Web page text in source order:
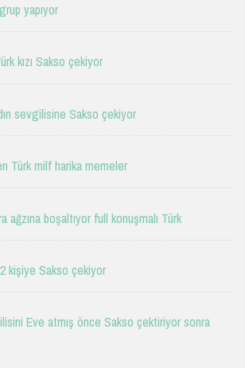
yapıyor
kızı Sakso çekiyor
sevgilisine Sakso çekiyor
Türk milf harika memeler
ağzına boşaltıyor full konuşmalı Türk
2 kişiye Sakso çekiyor
Eve atmış önce Sakso çektiriyor sonra